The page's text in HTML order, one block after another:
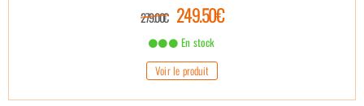
279.00€ 249.50€
En stock
Voir le produit